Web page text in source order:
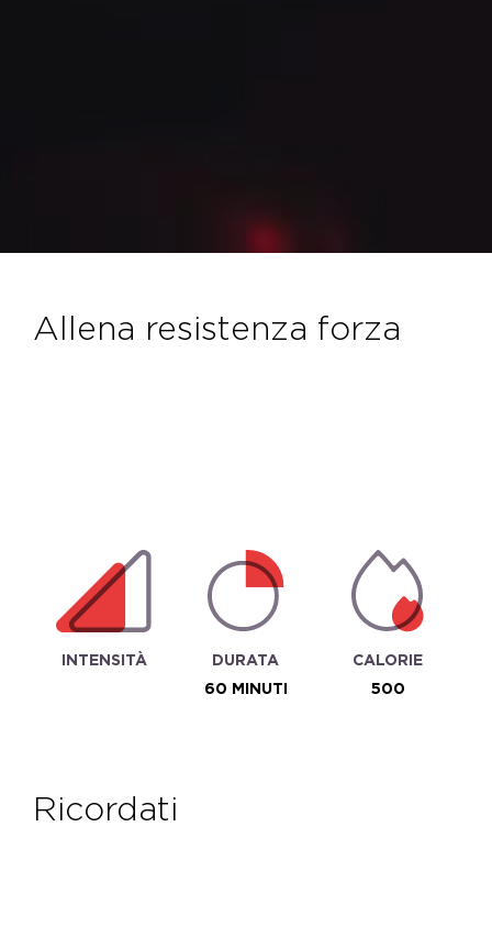
allena resistenza forza
INTENSITÀ
DURATA
60 MINUTI
CALORIE
500
ricordati